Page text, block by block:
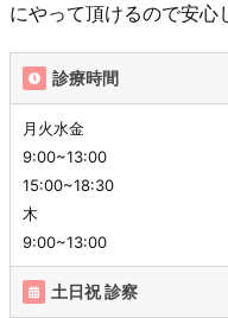
にやって頂けるので安心
診療時間
月火水金
9:00~13:00
15:00~18:30
木
9:00~13:00
土日祝 診察